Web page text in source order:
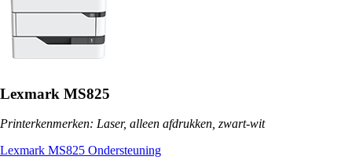
Lexmark MS825
Printerkenmerken: Laser, alleen afdrukken, zwart-wit
Lexmark MS825 Ondersteuning